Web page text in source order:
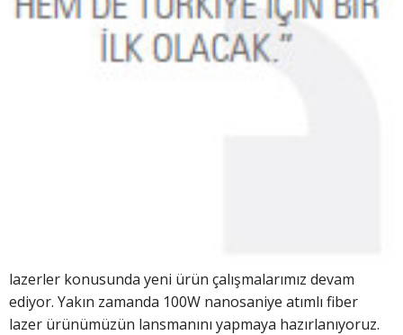
lazerler konusunda yeni ürün çalışmalarımız devam
ediyor. Yakın zamanda 100W nanosaniye atımlı fiber
lazer ürünümüzün lansmanını yapmaya hazırlanıyoruz.